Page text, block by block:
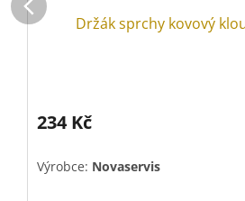
Držák sprchy kovový
234 Kč
Výrobce: Novaservis